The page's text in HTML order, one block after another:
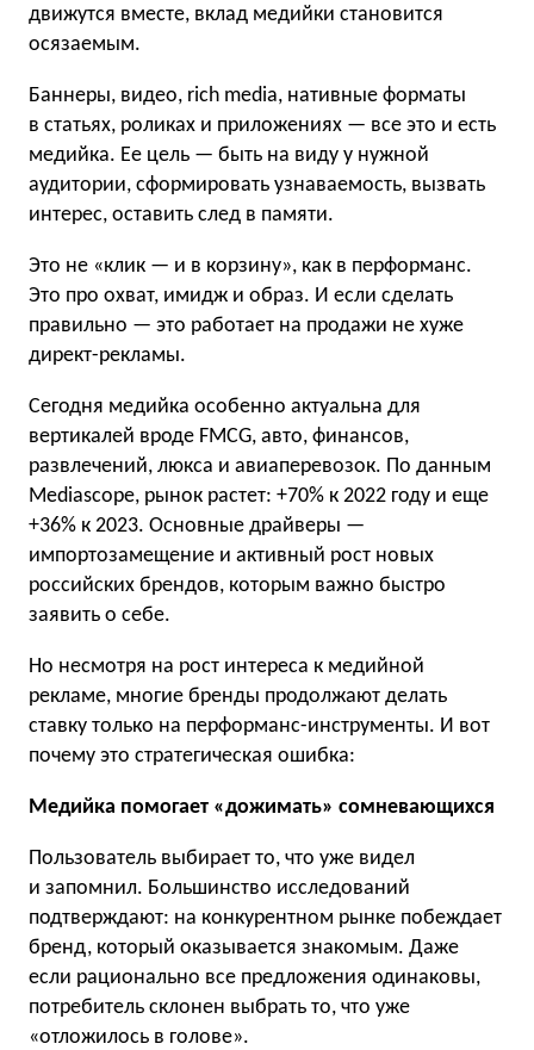
движутся вместе, вклад медийки становится
осязаемым.
Баннеры, видео, rich media, нативные форматы
в статьях, роликах и приложениях — все это и есть
медийка. Ее цель — быть на виду у нужной
аудитории, сформировать узнаваемость, вызвать
интерес, оставить след в памяти.
Это не «клик — и в корзину», как в перформанс.
Это про охват, имидж и образ. И если сделать
правильно — это работает на продажи не хуже
директ-рекламы.
Сегодня медийка особенно актуальна для
вертикалей вроде FMCG, авто, финансов,
развлечений, люкса и авиаперевозок. По данным
Mediascope, рынок растет: +70% к 2022 году и еще
+36% к 2023. Основные драйверы —
импортозамещение и активный рост новых
российских брендов, которым важно быстро
заявить о себе.
Но несмотря на рост интереса к медийной
рекламе, многие бренды продолжают делать
ставку только на перформанс-инструменты. И вот
почему это стратегическая ошибка:
Медийка помогает «дожимать» сомневающихся
Пользователь выбирает то, что уже видел
и запомнил. Большинство исследований
подтверждают: на конкурентном рынке побеждает
бренд, который оказывается знакомым. Даже
если рационально все предложения одинаковы,
потребитель склонен выбрать то, что уже
«отложилось в голове».